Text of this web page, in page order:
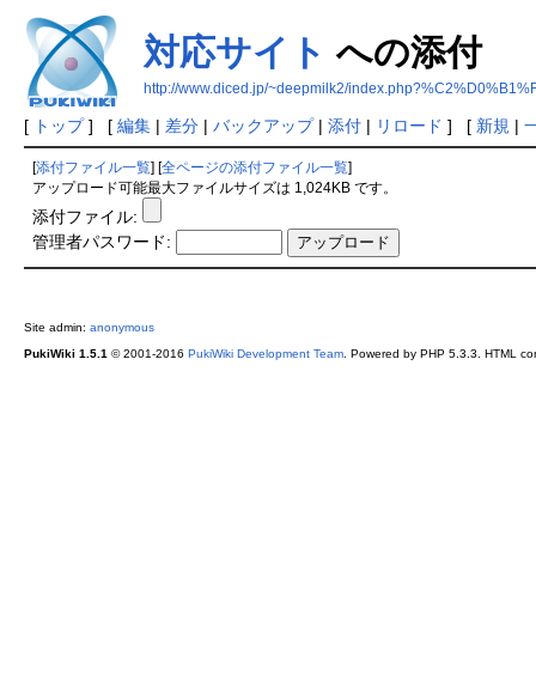
対応サイト への添付
http://www.diced.jp/~deepmilk2/
[ トップ] [ 編集| 差分| バックアップ| 添付| リロード ] [ 新規 |
添付ファイル一覧 全ページの添付ファイル一覧
アップロード可能最大ファイルサイズは 1,024KB です。
添付ファイル:
管理者パスワード:
Site admin: anonymous
PukiWiki 1.5.1 © 2001-2016 PukiWiki Development Team. Powered by PHP 5.3.3. HTML